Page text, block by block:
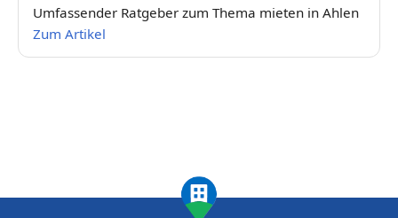
Umfassender Ratgeber zum Thema mieten in Ahlen
Zum Artikel